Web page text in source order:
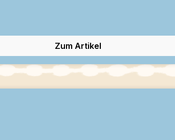
Zum Artikel